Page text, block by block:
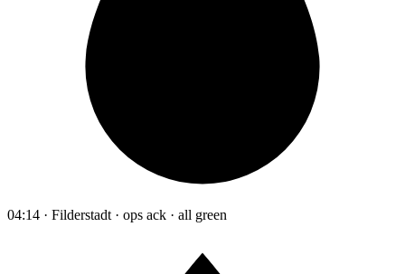
04:14 · Filderstadt · ops ack · all green